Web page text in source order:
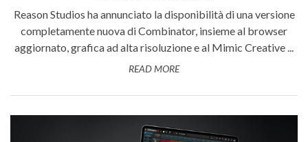
Reason Studios ha annunciato la disponibilità di una versione
completamente nuova di Combinator, insieme al browser
aggiornato, grafica ad alta risoluzione e al Mimic Creative ...
READ MORE